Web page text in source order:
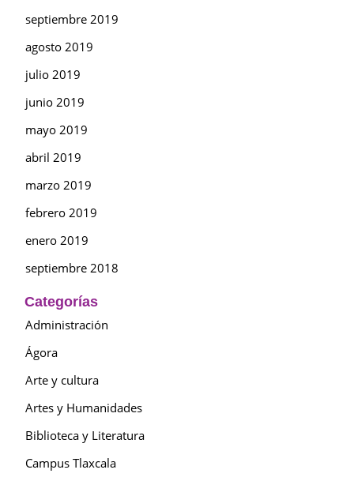
septiembre 2019
agosto 2019
julio 2019
junio 2019
mayo 2019
abril 2019
marzo 2019
febrero 2019
enero 2019
septiembre 2018
Categorías
Administración
Ágora
Arte y cultura
Artes y Humanidades
Biblioteca y Literatura
Campus Tlaxcala